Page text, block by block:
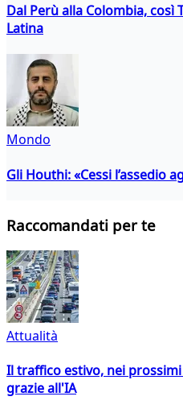
Dal Perù alla Colombia,
Latina
Mondo
Gli Houthi: «Cessi l’assedio
Raccomandati per te
Attualità
Il traffico estivo, nei
grazie all'IA